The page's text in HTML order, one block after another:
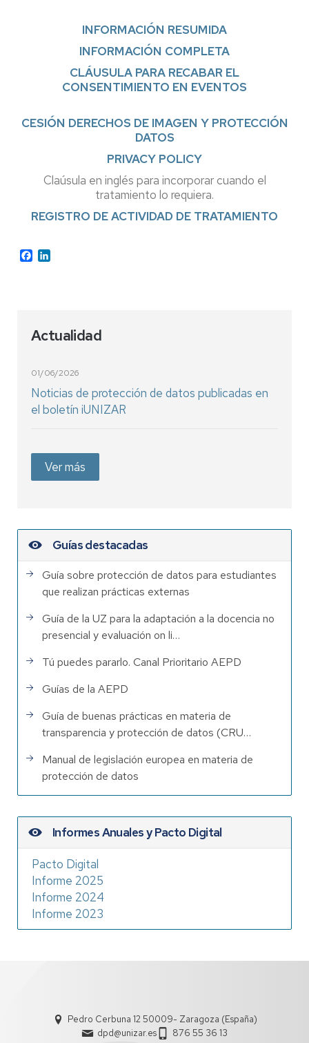
INFORMACIÓN RESUMIDA
INFORMACIÓN COMPLETA
CLÁUSULA PARA RECABAR EL
CONSENTIMIENTO EN EVENTOS
CESIÓN DERECHOS DE IMAGEN Y PROTECCIÓN
DATOS
PRIVACY POLICY
Claúsula en inglés para incorporar cuando el
tratamiento lo requiera.
REGISTRO DE ACTIVIDAD DE TRATAMIENTO
Facebook
Actualidad
01/06/2026
Noticias de protección de datos publicadas en
el boletín iUNIZAR
Ver más
Guías destacadas
Guía sobre protección de datos para estudiantes
que realizan prácticas externas
Guía de la UZ para la adaptación a la docencia no
presencial y evaluación on li…
Tú puedes pararlo. Canal Prioritario AEPD
Guías de la AEPD
Guía de buenas prácticas en materia de
transparencia y protección de datos (CRU…
Manual de legislación europea en materia de
protección de datos
Informes Anuales y Pacto Digital
Pacto Digital
Informe 2025
Informe 2024
Informe 2023
Pedro Cerbuna 12 50009- Zaragoza (España)
dpd@unizar.es
876 55 36 13